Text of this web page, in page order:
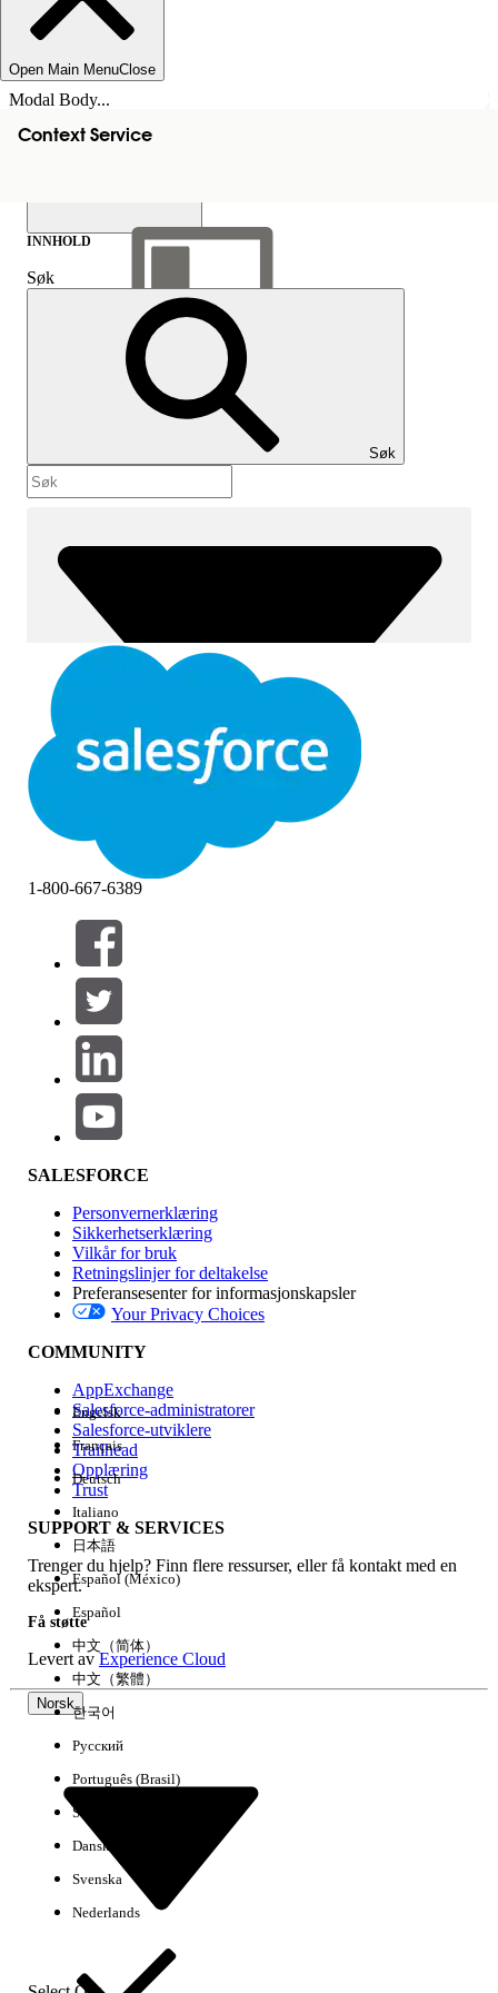
Open Main MenuClose
Modal Body...
Context Service
Vis innholdsfortegnelse
Innhold
INNHOLD
Søk
Søk
Filtre (0)
VELG FILTRE
Produktområde
Funksjonsinnvirkning
Utgave
Erfaring
Fjern alle Utført
Kontroller stavemåten i søkeordene.
1-800-667-6389
SALESFORCE
Personvernerklæring
Sikkerhetserklæring
Vilkår for bruk
Retningslinjer for deltakelse
Preferansesenter for informasjonskapsler
Your Privacy Choices
COMMUNITY
AppExchange
Salesforce-administratorer
Salesforce-utviklere
Trailhead
Opplæring
Trust
SUPPORT & SERVICES
Trenger du hjelp? Finn flere ressurser, eller få kontakt med en
ekspert.
Få støtte
Levert avExperience Cloud
Norsk
Engelsk
Français
Deutsch
Italiano
日本語
Español (México)
Español
中文（简体）
中文（繁體）
한국어
Русский
Português (Brasil)
Suomi
Dansk
Svenska
Nederlands